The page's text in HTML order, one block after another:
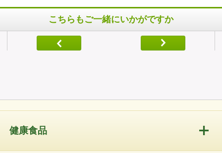
こちらもご一緒にいかがですか
健康食品